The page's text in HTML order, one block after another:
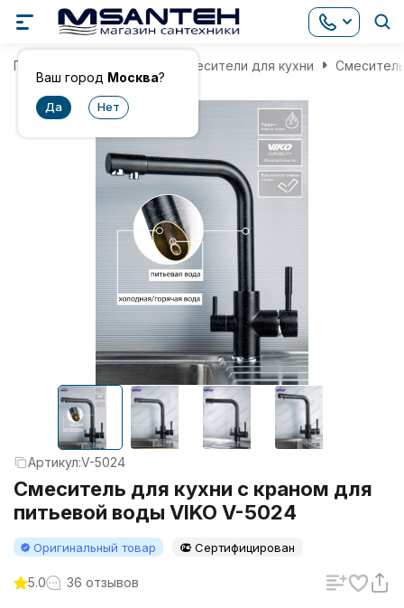
Ваш город Москва?
Главная Смесители для кухни
Артикул:V-5024
Смеситель для кухни с краном для
питьевой воды VIKO V-5024
Оригинальный товар Сертифицирован
5.0 36 отзывов